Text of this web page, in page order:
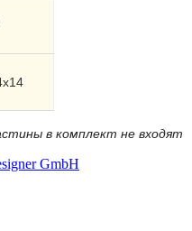
х14
в комплект не входят
GmbH